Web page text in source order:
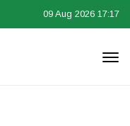
09 Aug 2026 17:17